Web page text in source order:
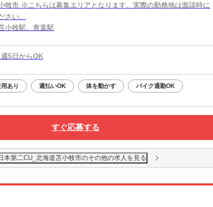
牧市 ※こちらは募集エリアとなります。実際の勤務地は面談時に
さい。
小牧駅、青葉駅
5日からOK
あり 週払いOK 体を動かす バイク通勤OK
すぐ応募する
本第二CU_北海道苫小牧市のその他の求人を見る